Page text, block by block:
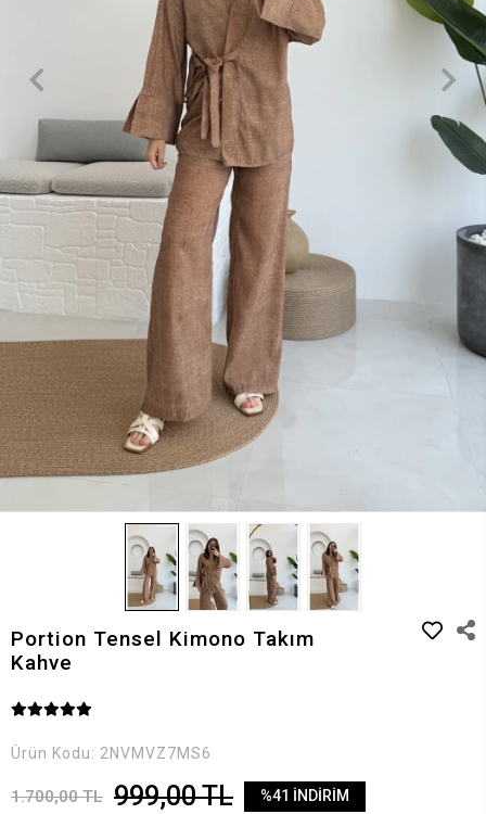
Portion Tensel Kimono Takım
Kahve
Ürün Kodu: 2NVMVZ7MS6
1.700,00 TL 999,00 TL %41 İNDİRİM